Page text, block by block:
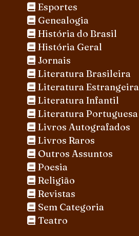
Esportes
Genealogia
História do Brasil
História Geral
Jornais
Literatura Brasileira
Literatura Estrangeira
Literatura Infantil
Literatura Portuguesa
Livros Autografados
Livros Raros
Outros Assuntos
Poesia
Religião
Revistas
Sem Categoria
Teatro